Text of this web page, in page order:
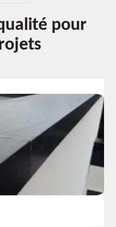
pour